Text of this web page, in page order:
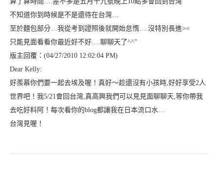
不知道你到時候是不是還待在台灣…
至於麵包部分…我從考到證照後就開始怠惰….沒特別長進><
只能見面看看你最近好不好….聊聊天了^^"
版主回覆：(04/27/2010 12:02:04 PM)
Dear Kelly:
好羨慕你們要一起去埃及喔！真好～趁還沒有小孩時,好好享受2人
世界吧！我5/21會回台灣,真高興我們可以見見面聊聊天,等你帶我
去吃好料阿！每次看你的blog都讓我在日本流口水…
台灣見喔！